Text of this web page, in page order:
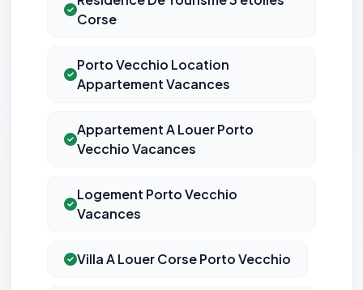
Corse
Porto Vecchio Location
Appartement Vacances
Appartement A Louer Porto
Vecchio Vacances
Logement Porto Vecchio
Vacances
Villa A Louer Corse Porto Vecchio
Cookies essentiels
peuvent pas être désactivés.